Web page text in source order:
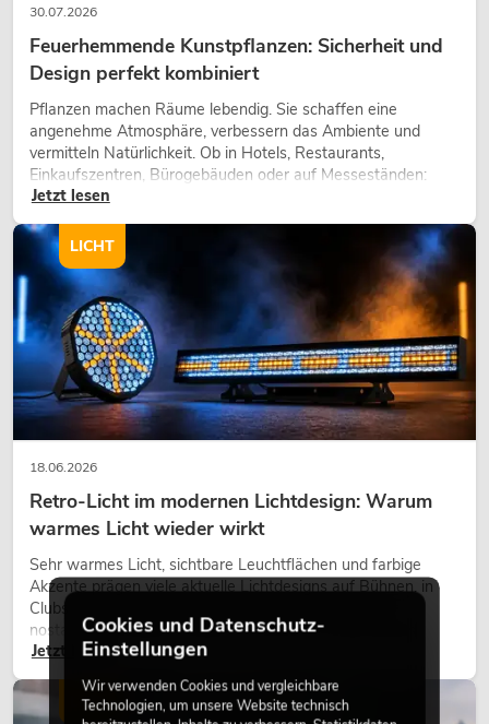
30.07.2026
Feuerhemmende Kunstpflanzen: Sicherheit und
Design perfekt kombiniert
Pflanzen machen Räume lebendig. Sie schaffen eine
angenehme Atmosphäre, verbessern das Ambiente und
vermitteln Natürlichkeit. Ob in Hotels, Restaurants,
Einkaufszentren, Bürogebäuden oder auf Messeständen:
eine hochwertige Begrünung gehört heute längst zum
Jetzt lesen
18.06.2026
Retro-Licht im modernen Lichtdesign: Warum
warmes Licht wieder wirkt
Sehr warmes Licht, sichtbare Leuchtflächen und farbige
Akzente prägen viele aktuelle Lichtdesigns auf Bühnen, in
Clubs und bei Events. Retro-Licht ist dabei kein rein
nostalgischer Effekt, sondern ein bewusst eingesetztes
Gestaltungsmittel: Es schafft Atmosphäre, gibt Szenen
wirken lassen.
Jetzt lesen
LICHT
LICHT
Cookies und Datenschutz-
Einstellungen
Wir verwenden Cookies und vergleichbare
Technologien, um unsere Website technisch